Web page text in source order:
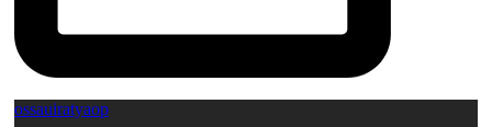
ossauiratyaop